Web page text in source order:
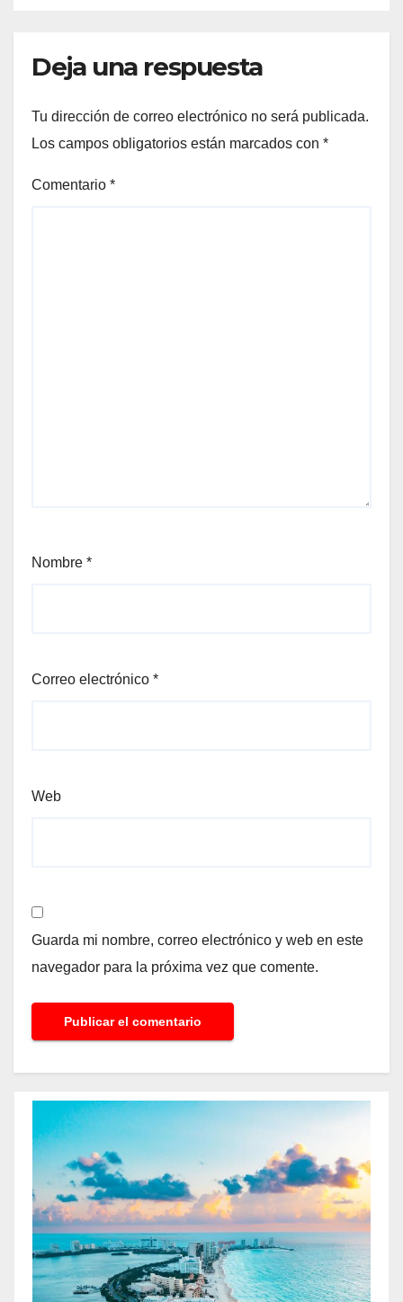
Deja una respuesta
Tu dirección de correo electrónico no será publicada.
Los campos obligatorios están marcados con *
Comentario *
Nombre *
Correo electrónico *
Web
Guarda mi nombre, correo electrónico y web en este
navegador para la próxima vez que comente.